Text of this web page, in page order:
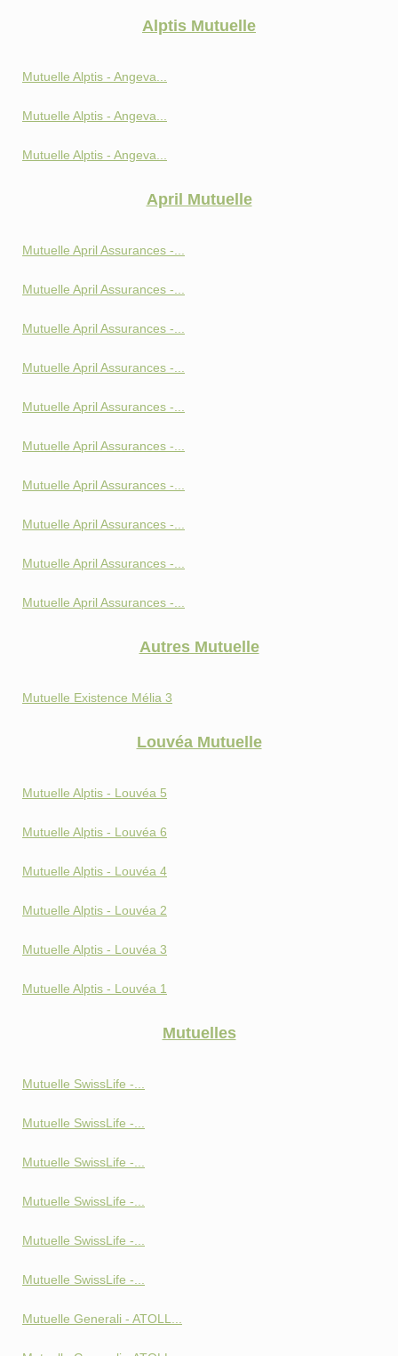
Alptis Mutuelle
Mutuelle Alptis - Angeva...
Mutuelle Alptis - Angeva...
Mutuelle Alptis - Angeva...
April Mutuelle
Mutuelle April Assurances -...
Mutuelle April Assurances -...
Mutuelle April Assurances -...
Mutuelle April Assurances -...
Mutuelle April Assurances -...
Mutuelle April Assurances -...
Mutuelle April Assurances -...
Mutuelle April Assurances -...
Mutuelle April Assurances -...
Mutuelle April Assurances -...
Autres Mutuelle
Mutuelle Existence Mélia 3
Louvéa Mutuelle
Mutuelle Alptis - Louvéa 5
Mutuelle Alptis - Louvéa 6
Mutuelle Alptis - Louvéa 4
Mutuelle Alptis - Louvéa 2
Mutuelle Alptis - Louvéa 3
Mutuelle Alptis - Louvéa 1
Mutuelles
Mutuelle SwissLife -...
Mutuelle SwissLife -...
Mutuelle SwissLife -...
Mutuelle SwissLife -...
Mutuelle SwissLife -...
Mutuelle SwissLife -...
Mutuelle Generali - ATOLL...